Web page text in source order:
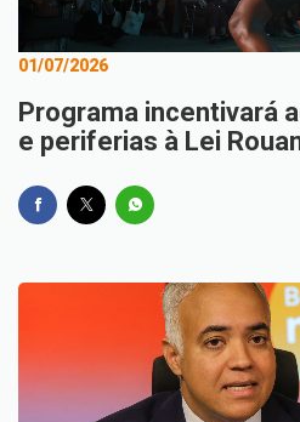
01/07/2026
Programa incentivará
e periferias à Lei